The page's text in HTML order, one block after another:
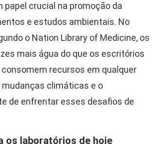
crucial na promoção da
e estudos ambientais. No
o Nation Library of Medicine, os
mais água do que os escritórios
recursos em qualquer
climáticas e o
de enfrentar esses desafios de
os laboratórios de hoje